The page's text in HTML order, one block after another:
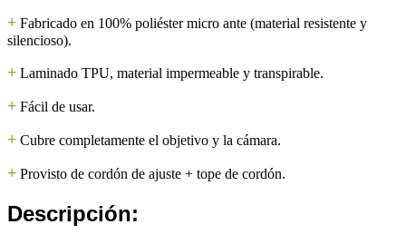
+ Fabricado en 100% poliéster micro ante (material resistente y
silencioso).
+ Laminado TPU, material impermeable y transpirable.
+ Fácil de usar.
+ Cubre completamente el objetivo y la cámara.
+ Provisto de cordón de ajuste + tope de cordón.
Descripción: